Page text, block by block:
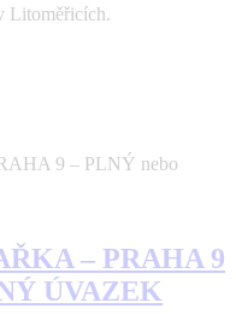
Litoměřicích.
– PRAHA 9
ÚVAZEK